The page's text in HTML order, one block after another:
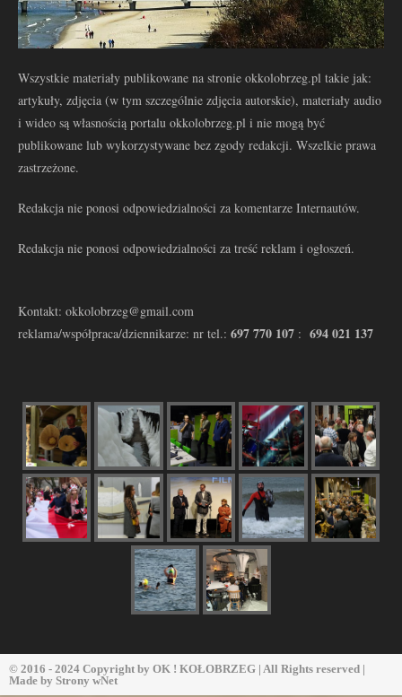
Wszystkie materiały publikowane na stronie okkolobrzeg.pl takie jak:
artykuły, zdjęcia (w tym szczególnie zdjęcia autorskie), materiały audio
i wideo są własnością portalu okkolobrzeg.pl i nie mogą być
publikowane lub wykorzystywane bez zgody redakcji. Wszelkie prawa
zastrzeżone.
Redakcja nie ponosi odpowiedzialności za komentarze Internautów.
Redakcja nie ponosi odpowiedzialności za treść reklam i ogłoszeń.
Kontakt: okkolobrzeg@gmail.com
reklama/współpraca/dziennikarze: nr tel.: 697 770 107 : 694 021 137
© 2016 - 2024 Copyright by OK ! KOŁOBRZEG | All Rights reserved |
Made by Strony wNet